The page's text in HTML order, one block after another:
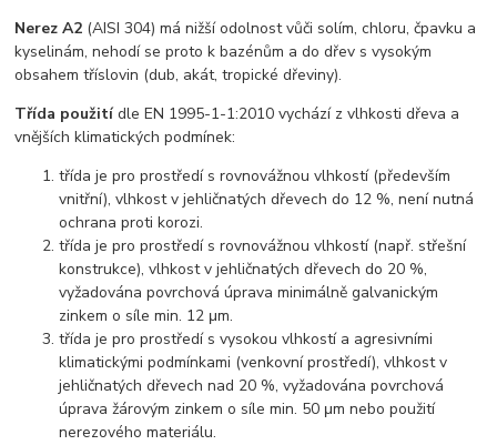
Nerez A2 (AISI 304) má nižší odolnost vůči solím, chloru, čpavku a
kyselinám, nehodí se proto k bazénům a do dřev s vysokým
obsahem tříslovin (dub, akát, tropické dřeviny).
Třída použitídle EN 1995-1-1:2010 vychází z vlhkosti dřeva a
vnějších klimatických podmínek:
třída je pro prostředí s rovnovážnou vlhkostí (především
vnitřní), vlhkost v jehličnatých dřevech do 12 %, není nutná
ochrana proti korozi.
třída je pro prostředí s rovnovážnou vlhkostí (např. střešní
konstrukce), vlhkost v jehličnatých dřevech do 20 %,
vyžadována povrchová úprava minimálně galvanickým
zinkem o síle min. 12 μm.
třída je pro prostředí s vysokou vlhkostí a agresivními
klimatickými podmínkami (venkovní prostředí), vlhkost v
jehličnatých dřevech nad 20 %, vyžadována povrchová
úprava žárovým zinkem o síle min. 50 μm nebo použití
nerezového materiálu.